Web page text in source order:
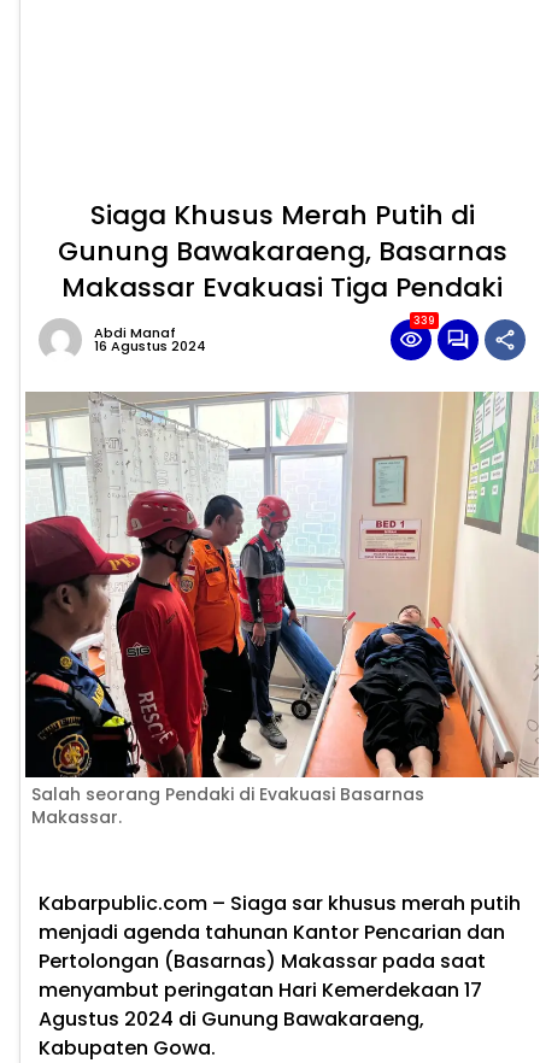
Siaga Khusus Merah Putih di
Gunung Bawakaraeng, Basarnas
Makassar Evakuasi Tiga Pendaki
Abdi Manaf
16 Agustus 2024
339
Salah seorang Pendaki di Evakuasi Basarnas
Makassar.
Kabarpublic.com – Siaga sar khusus merah putih
menjadi agenda tahunan Kantor Pencarian dan
Pertolongan (Basarnas) Makassar pada saat
menyambut peringatan Hari Kemerdekaan 17
Agustus 2024 di Gunung Bawakaraeng,
Kabupaten Gowa.